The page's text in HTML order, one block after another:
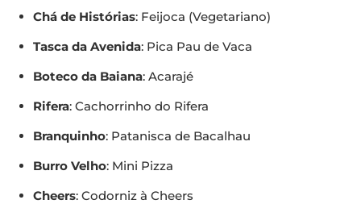
Chá de Histórias: Feijoca (Vegetariano)
Tasca da Avenida: Pica Pau de Vaca
Boteco da Baiana: Acarajé
Rifera: Cachorrinho do Rifera
Branquinho: Patanisca de Bacalhau
Burro Velho: Mini Pizza
Cheers: Codorniz à Cheers